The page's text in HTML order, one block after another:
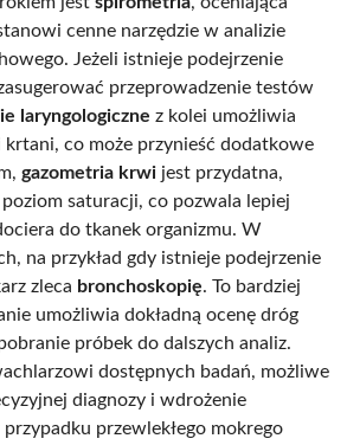
cenne narzędzie w analizie
Jeżeli istnieje podejrzenie
przeprowadzenie testów
laryngologiczne z kolei umożliwia
krtani, co może przynieść dodatkowe
gazometria krwi jest przydatna,
saturacji, co pozwala lepiej
do tkanek organizmu. W
na przykład gdy istnieje podejrzenie
zleca bronchoskopię. To bardziej
umożliwia dokładną ocenę dróg
próbek do dalszych analiz.
dostępnych badań, możliwe
diagnozy i wdrożenie
przewlekłego mokrego